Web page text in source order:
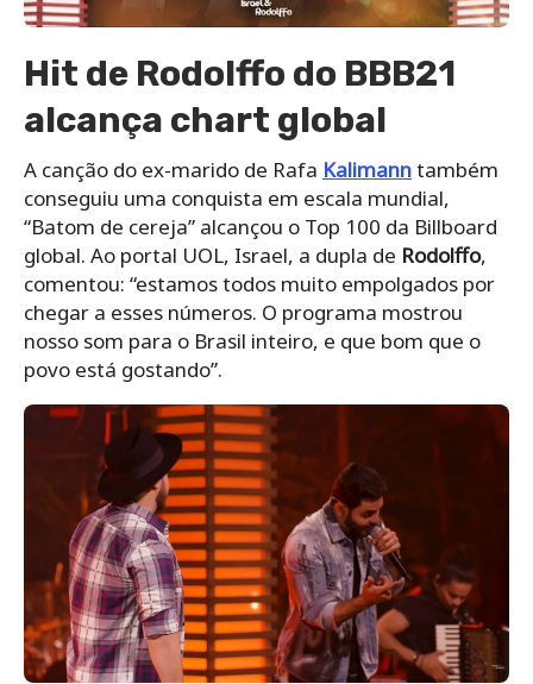
Hit de Rodolffo do BBB21
alcança chart global
A canção do ex-marido de Rafa Kalimanntambém
conseguiu uma conquista em escala mundial,
“Batom de cereja” alcançou o Top 100 da Billboard
global. Ao portal UOL, Israel, a dupla de Rodolffo,
comentou: “estamos todos muito empolgados por
chegar a esses números. O programa mostrou
nosso som para o Brasil inteiro, e que bom que o
povo está gostando”.